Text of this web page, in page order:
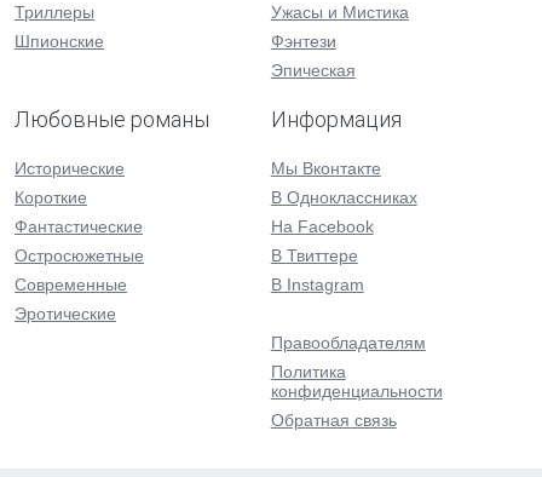
Триллеры
Шпионские
Ужасы и Мистика
Фэнтези
Эпическая
Любовные романы
Исторические
Короткие
Фантастические
Остросюжетные
Современные
Эротические
Информация
Мы Вконтакте
В Одноклассниках
На Facebook
В Твиттере
В Instagram
Правообладателям
Политика
конфиденциальности
Обратная связь